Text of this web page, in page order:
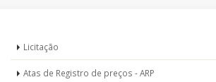
Menu
Licitação
Atas de Registro de preços - ARP